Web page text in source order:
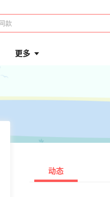
更多
动态